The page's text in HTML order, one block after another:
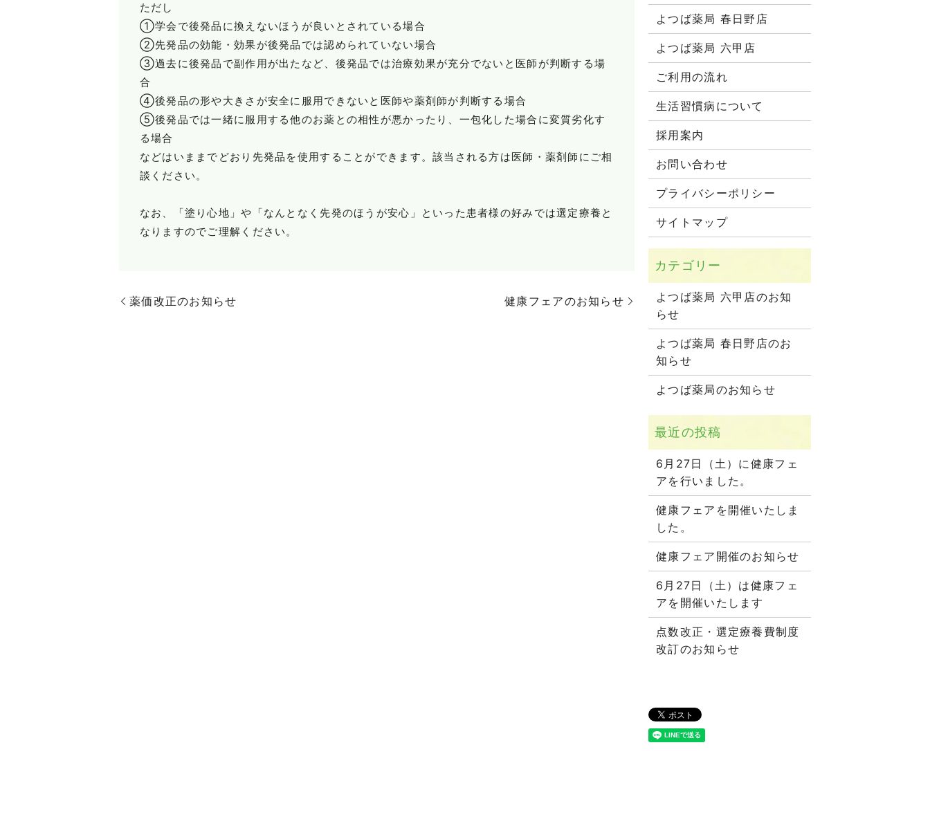
ただし
①学会で後発品に換えないほうが良いとされている場合
②先発品の効能・効果が後発品では認められていない場合
③過去に後発品で副作用が出たなど、後発品では治療効果が充分でないと医師が判断する場
合
④後発品の形や大きさが安全に服用できないと医師や薬剤師が判断する場合
⑤後発品では一緒に服用する他のお薬との相性が悪かったり、一包化した場合に変質劣化す
る場合
などはいままでどおり先発品を使用することができます。該当される方は医師・薬剤師にご相
談ください。
なお、「塗り心地」や「なんとなく先発のほうが安心」といった患者様の好みでは選定療養と
なりますのでご理解ください。
薬価改正のお知らせ 健康フェアのお知らせ
よつば薬局 春日野店
よつば薬局 六甲店
ご利用の流れ
生活習慣病について
採用案内
お問い合わせ
プライバシーポリシー
サイトマップ
よつば薬局 六甲店のお知
らせ
よつば薬局 春日野店のお
知らせ
よつば薬局のお知らせ
6月27日（土）に健康フェ
アを行いました。
健康フェアを開催いたしま
した。
健康フェア開催のお知らせ
6月27日（土）は健康フェ
アを開催いたします
点数改正・選定療養費制度
改訂のお知らせ